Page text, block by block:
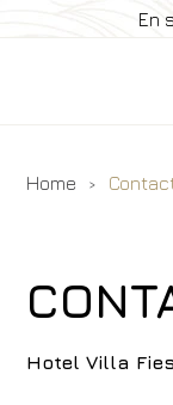
En
Home
Hotel Villa